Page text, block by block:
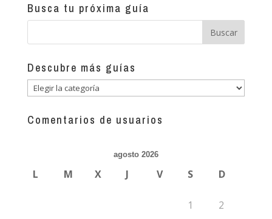
Busca tu próxima guía
Descubre más guías
Descubre
guías
Comentarios de usuarios
agosto 2026
L M X J V S D
1 2